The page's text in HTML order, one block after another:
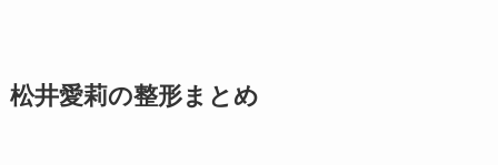
松井愛莉の整形まとめ